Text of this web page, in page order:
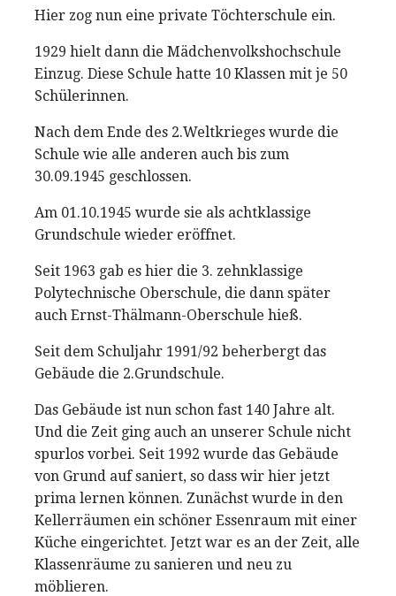
Hier zog nun eine private Töchterschule ein.
1929 hielt dann die Mädchenvolkshochschule
Einzug. Diese Schule hatte 10 Klassen mit je 50
Schülerinnen.
Nach dem Ende des 2.Weltkrieges wurde die
Schule wie alle anderen auch bis zum
30.09.1945 geschlossen.
Am 01.10.1945 wurde sie als achtklassige
Grundschule wieder eröffnet.
Seit 1963 gab es hier die 3. zehnklassige
Polytechnische Oberschule, die dann später
auch Ernst-Thälmann-Oberschule hieß.
Seit dem Schuljahr 1991/92 beherbergt das
Gebäude die 2.Grundschule.
Das Gebäude ist nun schon fast 140 Jahre alt.
Und die Zeit ging auch an unserer Schule nicht
spurlos vorbei. Seit 1992 wurde das Gebäude
von Grund auf saniert, so dass wir hier jetzt
prima lernen können. Zunächst wurde in den
Kellerräumen ein schöner Essenraum mit einer
Küche eingerichtet. Jetzt war es an der Zeit, alle
Klassenräume zu sanieren und neu zu
möblieren.